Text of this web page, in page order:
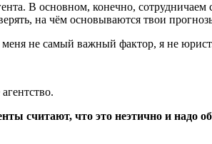
В основном, конечно,
на чём основываются твои
не самый важный фактор, я не юрист.
считают, что это неэтично и надо